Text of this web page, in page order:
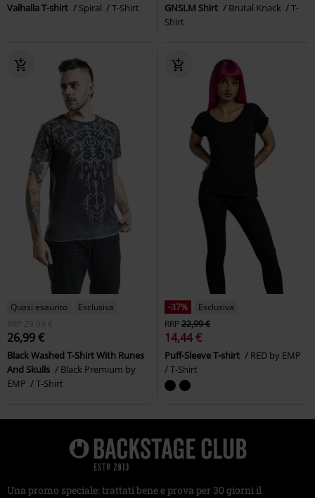
Valhalla T-shirt Spiral T-Shirt GNSLM Shirt Brutal Knack
T-
Shirt
Quasi esaurito
Esclusiva
RRP
29,99 €
26,99 €
Black Washed T-Shirt With Runes
And Skulls
Black Premium by
EMP
T-Shirt
-37%
Esclusiva
RRP22,99 €
14,44 €
Puff-Sleeve T-shirt
RED by EMP
T-Shirt
Una promo speciale: trattati bene e prova per 30 giorni il